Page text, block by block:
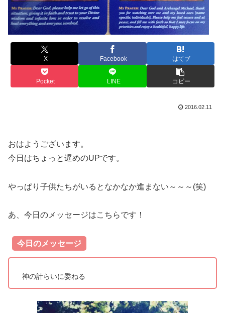
X Facebook はてブ
Pocket LINE コピー
2016.02.11
おはようございます。
今日はちょっと遅めのUPです。
やっぱり子供たちがいるとなかなか進まない～～～(笑)
あ、今日のメッセージはこちらです！
今日のメッセージ
神の計らいに委ねる